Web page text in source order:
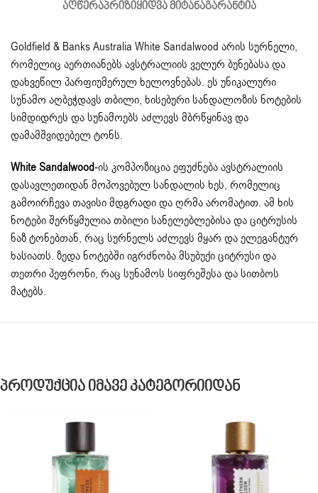
ᲐᲦᲬᲔᲠᲐᲞᲠᲘᲖᲘᲧᲘᲓᲕᲐ ᲛᲘᲢᲐᲜᲐᲒᲐᲠᲐᲜᲢᲘᲐ
Goldfield & Banks Australia White Sandalwood არის სურნელი,
რომელიც აერთიანებს ავსტრალიის ველურ ბუნებასა და
დახვეწილ პარფიუმერულ ხელოვნებას. ეს უნიკალური
სუნამო აღბეჭდავს თბილი, ხისებური სანდალოზის ნოტების
სიმდიდრეს და სუნამოებს აძლევს მბრწყინავ და
დამამშვიდებელ ტონს.
White Sandalwood-ის კომპოზიცია ეფუძნება ავსტრალიის
დასავლეთიდან მოპოვებულ სანდალის ხეს, რომელიც
გამოირჩევა თავისი მდგრადი და ღრმა არომატით. ამ ხის
ნოტები შერწყმულია თბილი სანელებლებისა და ციტრუსის
ნაზ ტონებთან, რაც სურნელს აძლევს მყარ და ელეგანტურ
ხასიათს. ზედა ნოტებში იგრძნობა მსუბუქი ციტრუსი და
თეთრი პეფრონი, რაც სუნამოს სიფრეშესა და სითბოს
მატებს.
Პროდუქცია Იმავე Კატეგორიიდან